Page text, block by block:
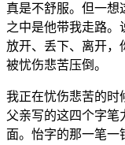
真是不舒服。但一想
之中是他带我走路。
放开、丢下、离开，
被忧伤悲苦压倒。
我正在忧伤悲苦的时
父亲写的这四个字笔
面。怡字的那一笔一